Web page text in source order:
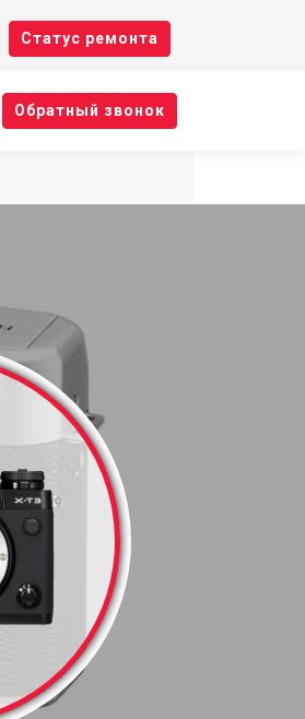
Cтатус ремонта
Oбратный звонок